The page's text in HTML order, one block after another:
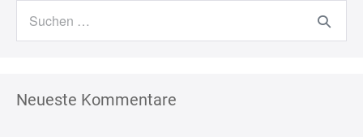
Neueste Kommentare